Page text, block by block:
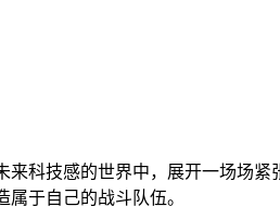
科技感的世界中，展开一场场
于自己的战斗队伍。